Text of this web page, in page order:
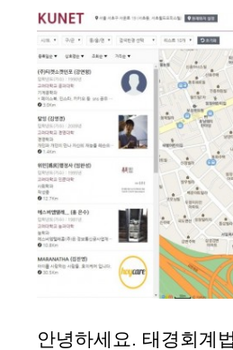
안녕하세요. 태경회계